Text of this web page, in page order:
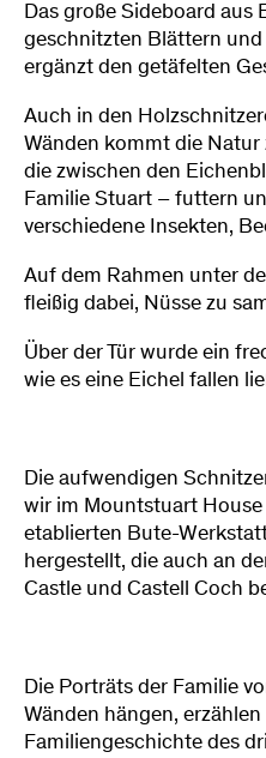
Das große Sideboard aus
geschnitzten Blättern und
ergänzt den getäfelten
Auch in den
Wänden kommt die
die zwischen den
Familie Stuart – futtern
verschiedene Insekten,
Auf dem Rahmen unter
fleißig dabei, Nüsse zu
Über der Tür wurde ein
wie es eine Eichel fallen
Die aufwendigen
wir im Mountstuart
etablierten Bute-
hergestellt, die auch an
Castle und Castell Coch
Die Porträts der Familie
Wänden hängen, erzählen
Familiengeschichte des